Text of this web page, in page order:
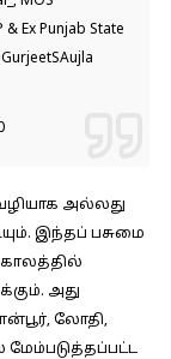
& Ex Punjab State
அல்லது
இந்தப் பசுமை
காலத்தில்
அது
லோதி,
மேம்படுத்தப்பட்ட